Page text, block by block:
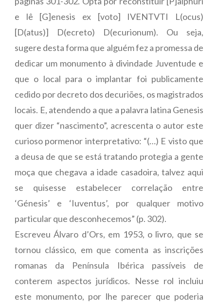
e lê [G]enesis ex [voto] IVENTVTI L(ocus)
[D(atus)] D(ecreto) D(ecurionum). Ou seja,
sugere desta forma que alguém fez a promessa de
dedicar um monumento à divindade Juventude e
que o local para o implantar foi publicamente
cedido por decreto dos decuriões, os magistrados
locais. E, atendendo a que a palavra latina Genesis
quer dizer “nascimento”, acrescenta o autor este
curioso pormenor interpretativo: “(…) E visto que
a deusa de que se está tratando protegia a gente
moça que chegava a idade casadoira, talvez aqui
se quisesse estabelecer correlação entre
‘Génesis’ e ‘Iuventus’, por qualquer motivo
particular que desconhecemos” (p. 302).
Escreveu Álvaro d’Ors, em 1953, o livro, que se
tornou clássico, em que comenta as inscrições
romanas da Península Ibérica passíveis de
conterem aspectos jurídicos. Nesse rol incluiu
este monumento, por lhe parecer que poderia